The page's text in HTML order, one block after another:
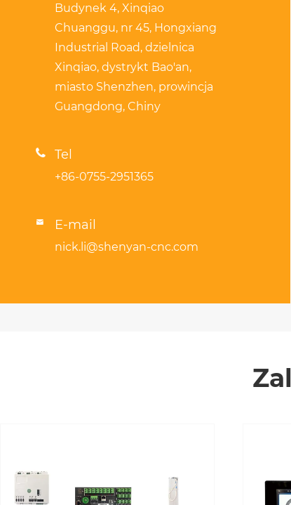
Budynek 4, Xinqiao
Chuanggu, nr 45, Hongxiang
Industrial Road, dzielnica
Xinqiao, dystrykt Bao'an,
miasto Shenzhen, prowincja
Guangdong, Chiny
 Tel
+86-0755-2951365
 E-mail
nick.li@shenyan-cnc.com